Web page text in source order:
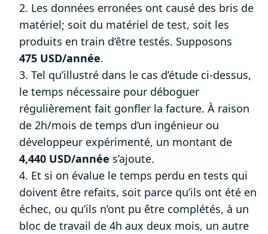
2. Les données erronées ont causé des bris de
matériel; soit du matériel de test, soit les
produits en train d’être testés. Supposons
475 USD/année.
3. Tel qu’illustré dans le cas d’étude ci-dessus,
le temps nécessaire pour déboguer
régulièrement fait gonfler la facture. À raison
de 2h/mois de temps d’un ingénieur ou
développeur expérimenté, un montant de
4,440 USD/année s’ajoute.
4. Et si on évalue le temps perdu en tests qui
doivent être refaits, soit parce qu’ils ont été en
échec, ou qu’ils n’ont pu être complétés, à un
bloc de travail de 4h aux deux mois, un autre